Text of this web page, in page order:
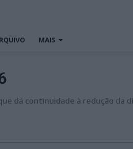
MAIS
dá continuidade à redução da